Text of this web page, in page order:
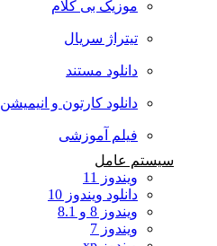
موزیک بی کلام
تیتراژ سریال
دانلود مستند
دانلود کارتون و انیمیشن
فیلم آموزشی
سیستم عامل
ویندوز 11
دانلود ویندوز 10
ویندوز 8 و 8.1
ویندوز 7